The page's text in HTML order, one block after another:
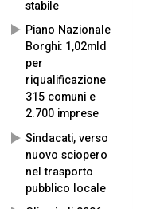
stabile
Piano Nazionale
Borghi: 1,02mld
per
riqualificazione
315 comuni e
2.700 imprese
Sindacati, verso
nuovo sciopero
nel trasporto
pubblico locale